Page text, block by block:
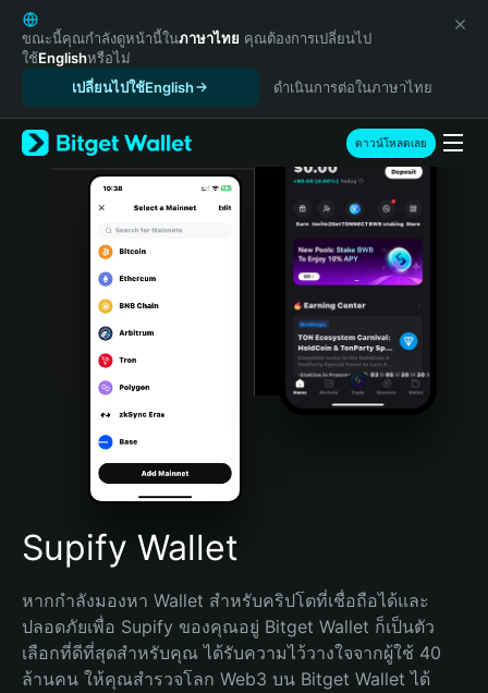
English
日本語
Tiếng Việt
Español (Latinoamérica)
Türkçe
Italiano
Português (Portugal)
Bahasa Indonesia
Português (Brasil)
Español (Argentina)
ขณะนี้คุณกำลังดูหน้านี้ในภาษาไทย คุณต้องการเปลี่ยนไป
ใช้Englishหรือไม่
เปลี่ยนไปใช้English
ดำเนินการต่อในภาษาไทย
ดาวน์โหลดเลย
Supify Wallet
หากกำลังมองหา Wallet สำหรับคริปโตที่เชื่อถือได้และ
ปลอดภัยเพื่อ Supify ของคุณอยู่ Bitget Wallet ก็เป็นตัว
เลือกที่ดีที่สุดสำหรับคุณ ได้รับความไว้วางใจจากผู้ใช้ 40
ล้านคน ให้คุณสำรวจโลก Web3 บน Bitget Wallet ได้